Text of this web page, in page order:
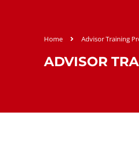
Home Advisor Training
ADVISOR